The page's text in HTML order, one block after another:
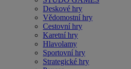
Deskové hry
Vědomostní hry
Cestovní hry
Karetní hry
Hlavolamy
Sportovní hry
Strategické hry